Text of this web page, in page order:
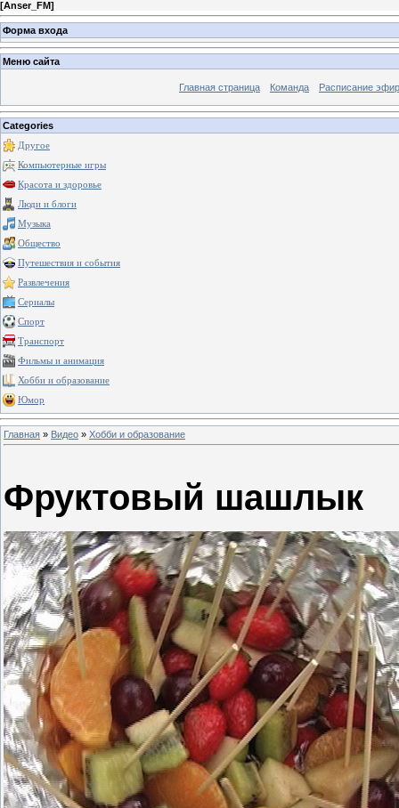
[Anser_FM]
Форма входа
Меню сайта
Главная страница Команда Расписание
Categories
Другое
Компьютерные игры
Красота и здоровье
Люди и блоги
Музыка
Общество
Путешествия и события
Развлечения
Сериалы
Спорт
Транспорт
Фильмы и анимация
Хобби и образование
Юмор
Главная » Видео » Хобби и образование
Фруктовый шашлык